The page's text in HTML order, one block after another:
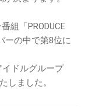
組「PRODUCE
ーの中で第8位に
ドルグループ
しました。